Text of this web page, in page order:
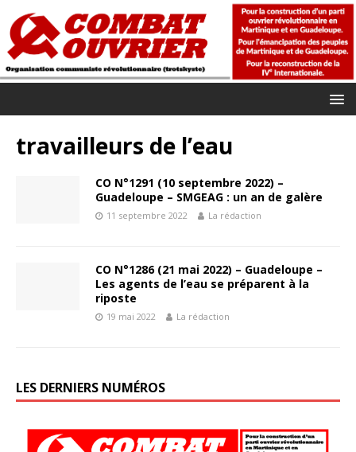
travailleurs de l’eau
CO N°1291 (10 septembre 2022) –
Guadeloupe – SMGEAG : un an de galère
11 septembre 2022 La rédaction
CO N°1286 (21 mai 2022) – Guadeloupe –
Les agents de l’eau se préparent à la
riposte
19 mai 2022 La rédaction
LES DERNIERS NUMÉROS